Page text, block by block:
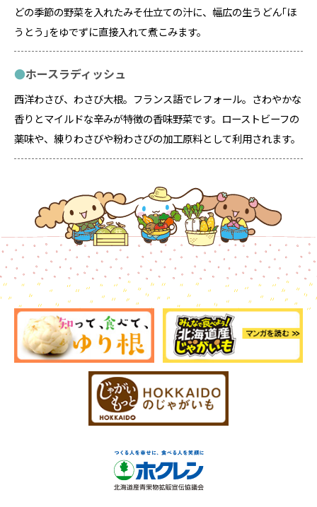
どの季節の野菜を入れたみそ仕立ての汁に、幅広の生うどん｢ほ
うとう｣をゆでずに直接入れて煮こみます。
ホースラディッシュ
西洋わさび、わさび大根。フランス語でレフォール。さわやかな
香りとマイルドな辛みが特徴の香味野菜です。ローストビーフの
薬味や、練りわさびや粉わさびの加工原料として利用されます。